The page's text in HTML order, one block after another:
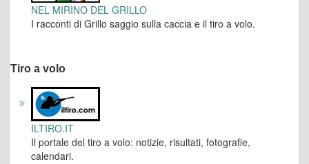
NEL MIRINO DEL GRILLO
I racconti di Grillo saggio sulla caccia e il tiro a volo.
Tiro a volo
ILTIRO.IT
Il portale del tiro a volo: notizie, risultati, fotografie,
calendari.